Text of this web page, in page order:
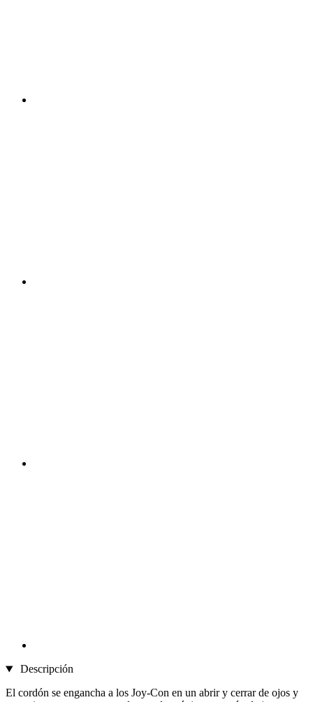
Descripción
El cordón se engancha a los Joy-Con en un abrir y cerrar de ojos y